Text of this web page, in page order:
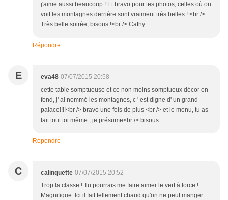
j'aime aussi beaucoup ! Et bravo pour tes photos, celles où on
voit les montagnes derrière sont vraiment très belles ! <br />
Très belle soirée, bisous !<br /> Cathy
Répondre
E eva48 07/07/2015 20:58
cette table somptueuse et ce non moins somptueux décor en
fond, j' ai nommé les montagnes, c ' est digne d' un grand
palace!!!!<br /> bravo une fois de plus <br /> et le menu, tu as
fait tout toi même , je présume<br /> bisous
Répondre
C calinquette 07/07/2015 20:52
Trop la classe ! Tu pourrais me faire aimer le vert à force !
Magnifique. Ici il fait tellement chaud qu'on ne peut manger